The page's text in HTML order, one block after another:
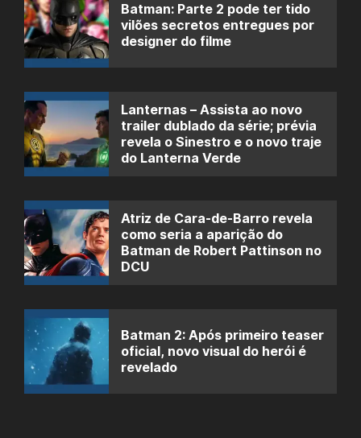
Batman: Parte 2 pode ter tido
vilões secretos entregues por
designer do filme
Lanternas – Assista ao novo
trailer dublado da série; prévia
revela o Sinestro e o novo traje
do Lanterna Verde
Atriz de Cara-de-Barro revela
como seria a aparição do
Batman de Robert Pattinson no
DCU
Batman 2: Após primeiro teaser
oficial, novo visual do herói é
revelado